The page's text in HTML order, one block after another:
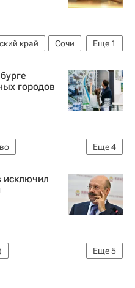
Еще 1
край
Сочи
городов
Еще4
Forum Russia
исключил
Еще5
Жилье
Банки